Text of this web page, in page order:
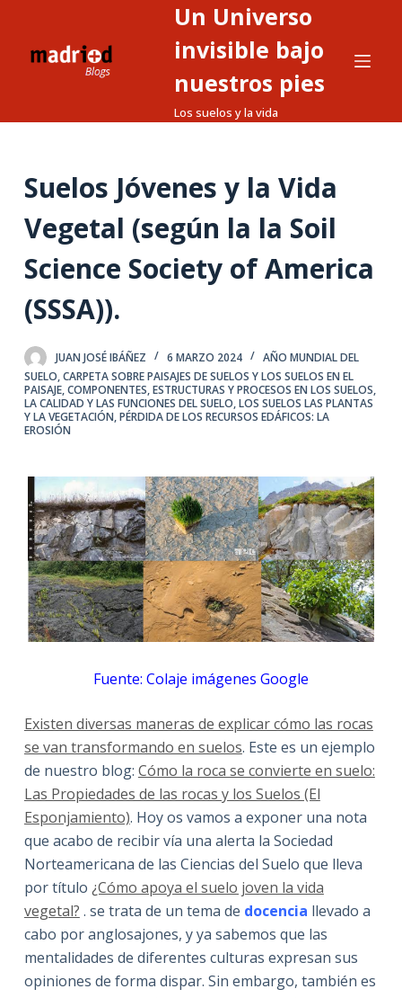
o
e
n
d
o
Un Universo
invisible bajo
nuestros pies
Los suelos y la vida
Suelos Jóvenes y la Vida
Vegetal (según la la Soil
Science Society of America
(SSSA)).
JUAN JOSÉ IBÁÑEZ 6 MARZO 2024
AÑO MUNDIAL DEL
SUELO,CARPETA SOBRE PAISAJES DE SUELOS Y LOS SUELOS EN EL
PAISAJE,COMPONENTES, ESTRUCTURAS Y PROCESOS EN LOS SUELOS,
LA CALIDAD Y LAS FUNCIONES DEL SUELO,LOS SUELOS LAS PLANTAS
Y LA VEGETACIÓN,PÉRDIDA DE LOS RECURSOS EDÁFICOS: LA
EROSIÓN
Fuente: Colaje imágenes Google
Existen diversas maneras de explicar cómo las rocas
se van transformando en suelos. Este es un ejemplo
de nuestro blog: Cómo la roca se convierte en suelo:
Las Propiedades de las rocas y los Suelos (El
Esponjamiento). Hoy os vamos a exponer una nota
que acabo de recibir vía una alerta la Sociedad
Norteamericana de las Ciencias del Suelo que lleva
por título ¿Cómo apoya el suelo joven la vida
vegetal? . se trata de un tema de docencia llevado a
cabo por anglosajones, y ya sabemos que las
mentalidades de diferentes culturas expresan sus
opiniones de forma dispar. Sin embargo, también es